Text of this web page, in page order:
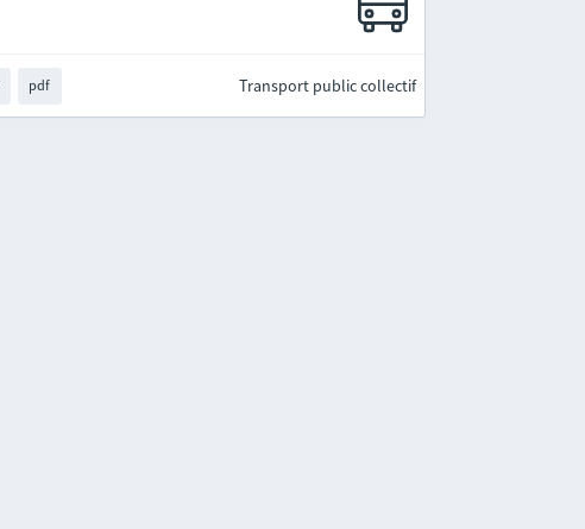
pdf Transport public collectif